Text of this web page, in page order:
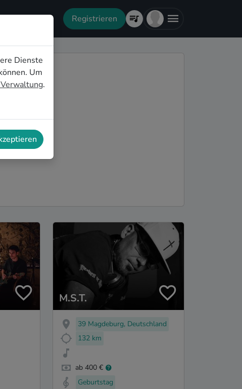
Registrieren
M.S.T.
39 Magdeburg, Deutschland
132 km
ab 400 €
Geburtstag
Dienste
Um
.